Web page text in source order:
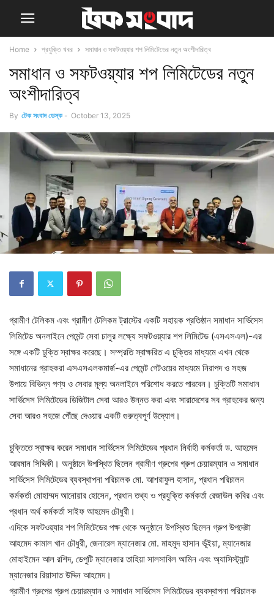
Home প্রযুক্তি খবর সমাধান ও সফটওয়্যার শপ লিমিটেডের নতুন অংশীদারিত্ব
সমাধান ও সফটওয়্যার শপ লিমিটেডের নতুন
অংশীদারিত্ব
By টেক সংবাদ ডেস্ক - October 13, 2025
গ্রামীণ টেলিকম এবং গ্রামীণ টেলিকম ট্রাস্টের একটি সহায়ক প্রতিষ্ঠান সমাধান সার্ভিসেস
লিমিটেড অনলাইনে পেমেন্ট সেবা চালুর লক্ষ্যে সফটওয়্যার শপ লিমিটেড (এসএসএল)-এর
সঙ্গে একটি চুক্তি স্বাক্ষর করেছে। সম্প্রতি স্বাক্ষরিত এ চুক্তির মাধ্যমে এখন থেকে
সমাধানের গ্রাহকরা এসএসএলকমার্জ-এর পেমেন্ট গেটওয়ের মাধ্যমে নিরাপদ ও সহজ
উপায়ে বিভিন্ন পণ্য ও সেবার মূল্য অনলাইনে পরিশোধ করতে পারবেন। চুক্তিটি সমাধান
সার্ভিসেস লিমিটেডের ডিজিটাল সেবা আরও উন্নত করা এবং সারাদেশের সব গ্রাহকের জন্য
সেবা আরও সহজে পৌঁছে দেওয়ার একটি গুরুত্বপূর্ণ উদ্যোগ।
চুক্তিতে স্বাক্ষর করেন সমাধান সার্ভিসেস লিমিটেডের প্রধান নির্বাহী কর্মকর্তা ড. আহমেদ
আরমান সিদ্দিকী। অনুষ্ঠানে উপস্থিত ছিলেন গ্রামীণ গ্রুপের গ্রুপ চেয়ারম্যান ও সমাধান
সার্ভিসেস লিমিটেডের ব্যবস্থাপনা পরিচালক মো. আশরাফুল হাসান, প্রধান পরিচালন
কর্মকর্তা মোহাম্মদ আনোয়ার হোসেন, প্রধান তথ্য ও প্রযুক্তি কর্মকর্তা রেজাউল কবির এবং
প্রধান অর্থ কর্মকর্তা সাইফ আহমেদ চৌধুরী।
এদিকে সফটওয়্যার শপ লিমিটেডের পক্ষ থেকে অনুষ্ঠানে উপস্থিত ছিলেন গ্রুপ উপদেষ্টা
আহমেদ কামাল খান চৌধুরী, জেনারেল ম্যানেজার মো. মাহমুদ হাসান ভূঁইয়া, ম্যানেজার
মোহাইমেন আল রশিদ, ডেপুটি ম্যানেজার তাহিয়া সালসাবিল আমিন এবং অ্যাসিস্ট্যান্ট
ম্যানেজার রিয়াসাত উদ্দিন আহমেদ।
গ্রামীণ গ্রুপের গ্রুপ চেয়ারম্যান ও সমাধান সার্ভিসেস লিমিটেডের ব্যবস্থাপনা পরিচালক